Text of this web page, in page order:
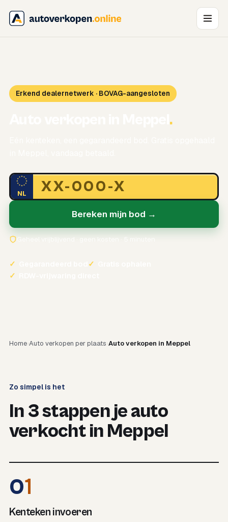
Erkend dealernetwerk · BOVAG-aangesloten
.
NL
Bereken mijn bod →
✓ ✓
✓
Home Auto verkopen per plaats Auto verkopen in Meppel
Zo simpel is het
In 3 stappen je auto
verkocht in Meppel
01
Kenteken invoeren